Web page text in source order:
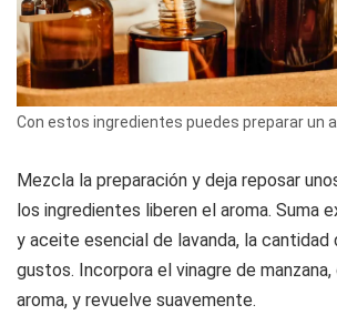
Con estos ingredientes puedes preparar un
Mezcla la preparación y deja reposar
los ingredientes liberen el aroma. Suma
y aceite esencial de lavanda, la cantidad
gustos. Incorpora el vinagre de manzana,
aroma, y revuelve suavemente.